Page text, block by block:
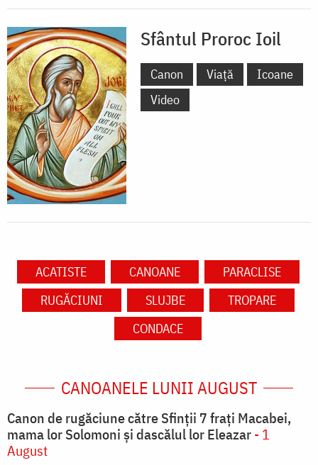
Sfântul Proroc Ioil
Canon Viață
Icoane
Video
ACATISTE CANOANE
PARACLISE
RUGĂCIUNI
SLUJBE
TROPARE
CONDACE
CANOANELE LUNII AUGUST
Canon de rugăciune către Sfinţii 7 fraţi Macabei,
mama lor Solomoni şi dascălul lor Eleazar- 1
August